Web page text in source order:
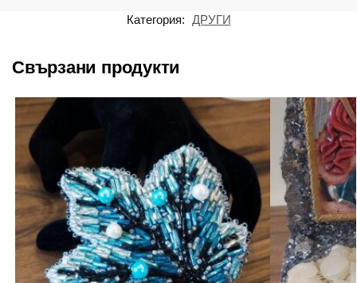
Категория: ДРУГИ
Свързани продукти